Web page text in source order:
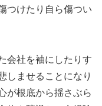
つけたり自ら傷つい
会社を袖にしたりす
しませることになり
が根底から揺さぶら